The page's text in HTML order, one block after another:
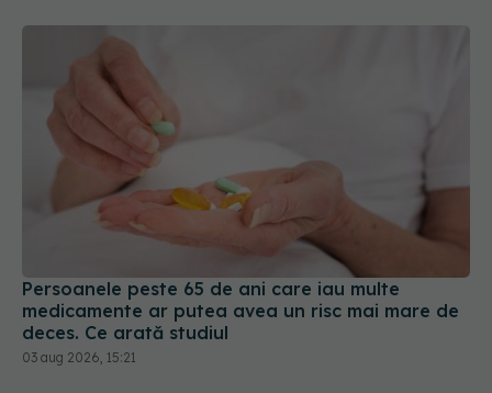
Persoanele peste 65 de ani care iau multe
medicamente ar putea avea un risc mai mare de
deces. Ce arată studiul
03 aug 2026, 15:21